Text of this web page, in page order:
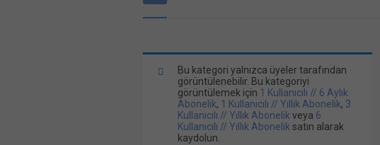
Bu kategori yalnızca üyeler tarafından
görüntülenebilir. Bu kategoriyi
görüntülemek için 1 Kullanıcılı // 6 Aylık
Abonelik, 1 Kullanıcılı // Yıllık Abonelik, 3
Kullanıcılı // Yıllık Abonelik veya 6
Kullanıcılı // Yıllık Abonelik satın alarak
kaydolun.